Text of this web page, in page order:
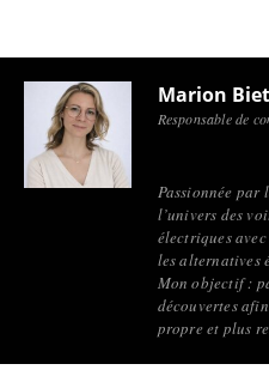
Marion
Responsable de
Passionnée
l’univers des
électriques
les alternatives
Mon objectif :
découvertes
propre et plus